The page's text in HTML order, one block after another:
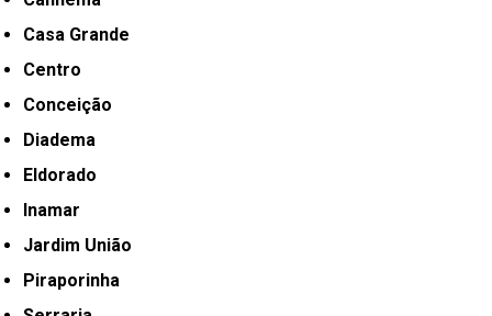
Casa Grande
Centro
Conceição
Diadema
Eldorado
Inamar
Jardim União
Piraporinha